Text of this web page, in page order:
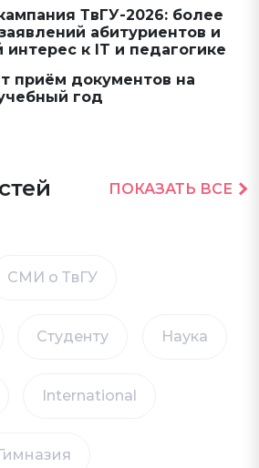
ТвГУ-2026: более
абитуриентов и
к IT и педагогике
приём документов на
год
ПОКАЗАТЬ ВСЕ
СМИ о ТвГУ
Студенту Наука
International
Гимназия